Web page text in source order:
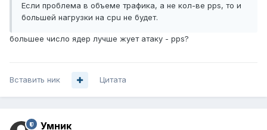
Если проблема в объеме трафика, а не кол-ве pps, то и
большей нагрузки на cpu не будет.
большее число ядер лучше жует атаку - pps?
Вставить ник Цитата
Умник